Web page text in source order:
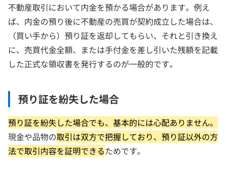
不動産取引において内金を預かる場合があります。例え
ば、内金の預り後に不動産の売買が契約成立した場合は、
（買い手から）預り証を返却してもらい、それと引き換え
に、売買代金全額、または手付金を差し引いた残額を記載
した正式な領収書を発行するのが一般的です。
預り証を紛失した場合
預り証を紛失した場合でも、基本的には心配ありません。
現金や品物の取引は双方で把握しており、預り証以外の方
法で取引内容を証明できるためです。